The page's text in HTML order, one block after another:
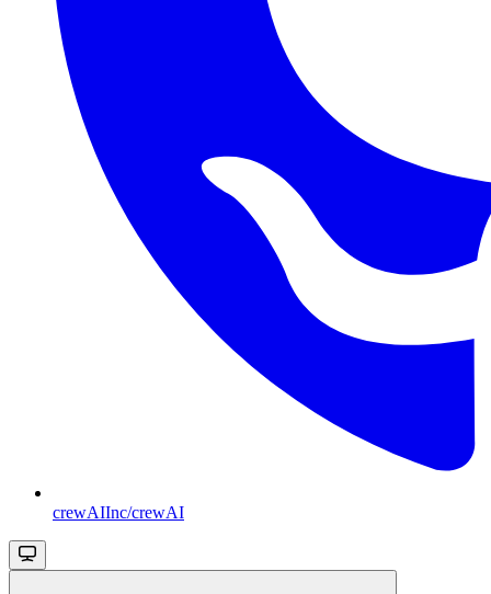
crewAIInc/crewAI